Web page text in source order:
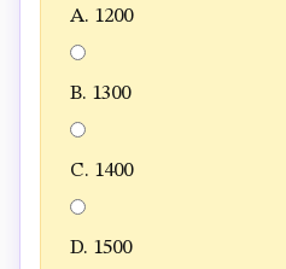
A. 1200
B. 1300
C. 1400
D. 1500